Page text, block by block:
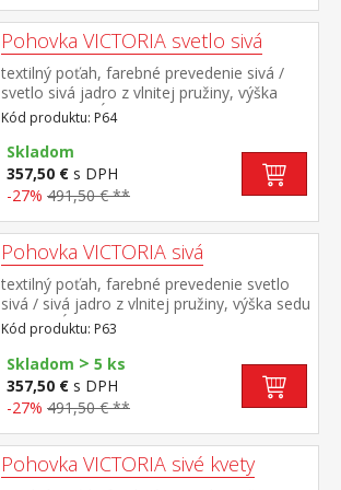
Pohovka VICTORIA svetlo sivá
textilný poťah, farebné prevedenie sivá /
svetlo sivá jadro z vlnitej pružiny, výška
sedu 40 cm, hĺbka sedu 55 cm, rozmer
rozloženej 190 × 120 cm rozkladacia s
úložným priestorom, rozkladanie KLIK-
KLAK (postup uvedený v návode na
montáž) po zložení do polohy k sedu
upravte kryciu látku v zadnej časti tak, aby
zakryla rozkladací mechanizmus
Kód produktu: P64
Skladom
357,50 € s DPH
-27% 491,50 € **
Pohovka VICTORIA sivá
textilný poťah, farebné prevedenie svetlo
sivá / sivá jadro z vlnitej pružiny, výška sedu
40 cm, hĺbka sedu 55 cm, rozmer
rozloženej 190 × 120 cm rozkladacia s
úložným priestorom, rozkladanie KLIK-
KLAK (postup uvedený v návode na
montáž) po zložení do polohy k sedu
upravte kryciu látku v zadnej časti tak, aby
zakryla rozkladací mechanizmus
Kód produktu: P63
Skladom > 5 ks
357,50 € s DPH
-27% 491,50 € **
Pohovka VICTORIA sivé kvety